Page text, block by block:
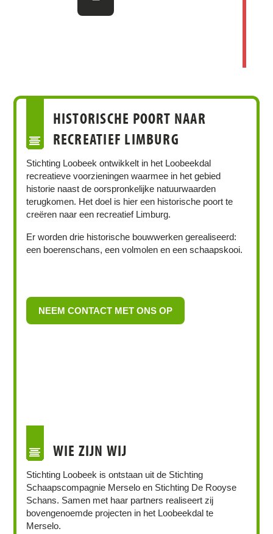
HISTORISCHE POORT NAAR
RECREATIEF LIMBURG
Stichting Loobeek ontwikkelt in het Loobeekdal
recreatieve voorzieningen waarmee in het gebied
historie naast de oorspronkelijke natuurwaarden
terugkomen. Het doel is hier een historische poort te
creëren naar een recreatief Limburg.
Er worden drie historische bouwwerken gerealiseerd:
een boerenschans, een volmolen en een schaapskooi.
NEEM CONTACT MET ONS OP
WIE ZIJN WIJ
Stichting Loobeek is ontstaan uit de Stichting
Schaapscompagnie Merselo en Stichting De Rooyse
Schans. Samen met haar partners realiseert zij
bovengenoemde projecten in het Loobeekdal te
Merselo.